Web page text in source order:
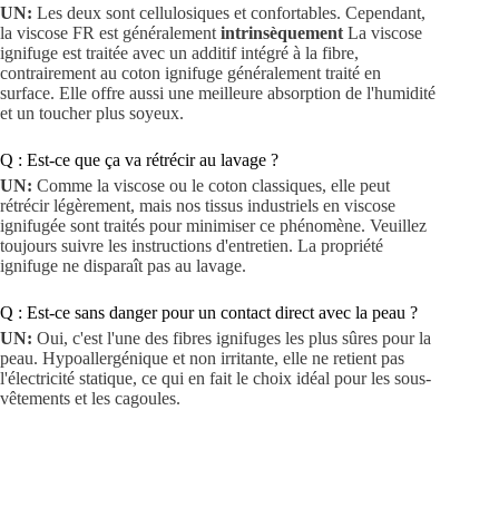
UN: Les deux sont cellulosiques et confortables. Cependant,
la viscose FR est généralement intrinsèquement La viscose
ignifuge est traitée avec un additif intégré à la fibre,
contrairement au coton ignifuge généralement traité en
surface. Elle offre aussi une meilleure absorption de l'humidité
et un toucher plus soyeux.
Q : Est-ce que ça va rétrécir au lavage ?
UN: Comme la viscose ou le coton classiques, elle peut
rétrécir légèrement, mais nos tissus industriels en viscose
ignifugée sont traités pour minimiser ce phénomène. Veuillez
toujours suivre les instructions d'entretien. La propriété
ignifuge ne disparaît pas au lavage.
Q : Est-ce sans danger pour un contact direct avec la peau ?
UN: Oui, c'est l'une des fibres ignifuges les plus sûres pour la
peau. Hypoallergénique et non irritante, elle ne retient pas
l'électricité statique, ce qui en fait le choix idéal pour les sous-
vêtements et les cagoules.